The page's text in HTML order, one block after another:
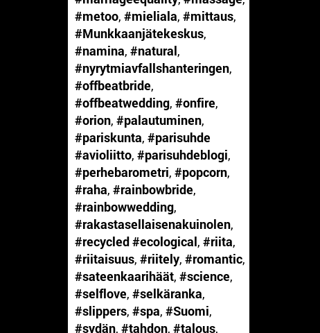
#metoo, #mieliala, #mittaus,
#Munkkaanjätekeskus,
#namina, #natural,
#nyrytmiavfallshanteringen,
#offbeatbride,
#offbeatwedding, #onfire,
#orion, #palautuminen,
#pariskunta, #parisuhde
#avioliitto, #parisuhdeblogi,
#perhebarometri, #popcorn,
#raha, #rainbowbride,
#rainbowwedding,
#rakastasellaisenakuinolen,
#recycled #ecological, #riita,
#riitaisuus, #riitely, #romantic,
#sateenkaarihäät, #science,
#selflove, #selkäranka,
#slippers, #spa, #Suomi,
#sydän, #tahdon, #talous,